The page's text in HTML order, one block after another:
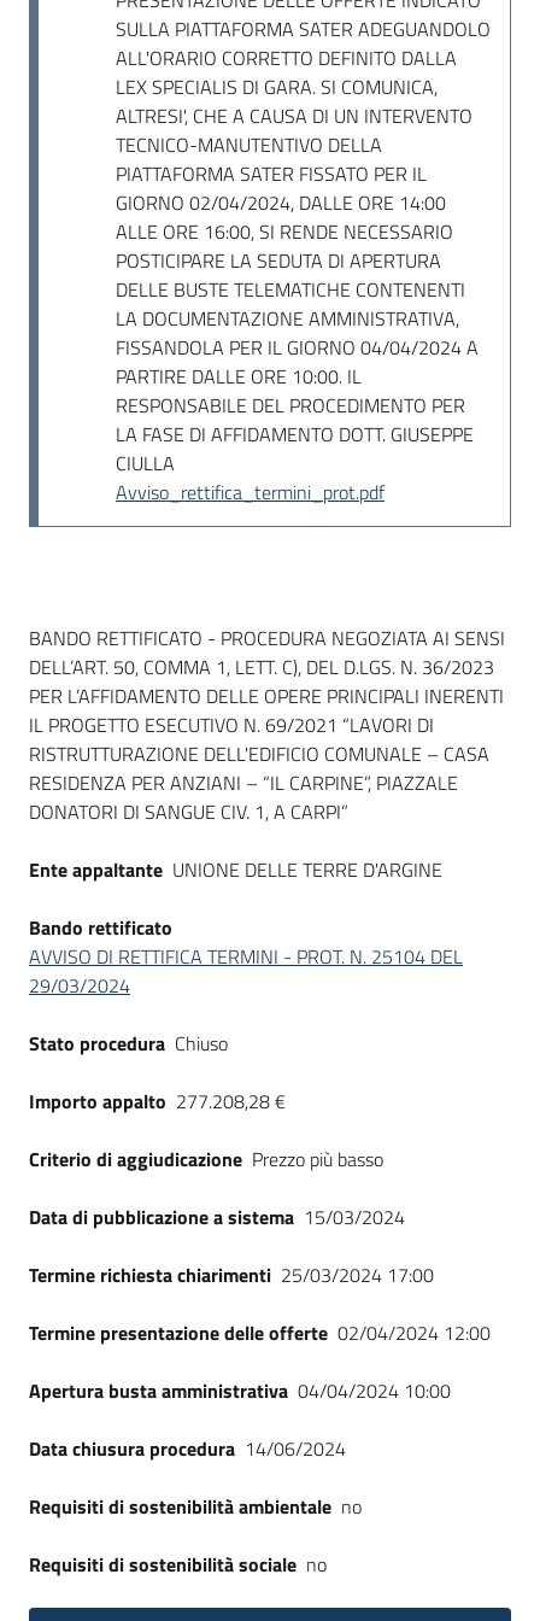
SULLA PIATTAFORMA SATER ADEGUANDOLO
ALL'ORARIO CORRETTO DEFINITO DALLA
LEX SPECIALIS DI GARA. SI COMUNICA,
ALTRESI', CHE A CAUSA DI UN INTERVENTO
TECNICO-MANUTENTIVO DELLA
PIATTAFORMA SATER FISSATO PER IL
GIORNO 02/04/2024, DALLE ORE 14:00
ALLE ORE 16:00, SI RENDE NECESSARIO
POSTICIPARE LA SEDUTA DI APERTURA
DELLE BUSTE TELEMATICHE CONTENENTI
LA DOCUMENTAZIONE AMMINISTRATIVA,
FISSANDOLA PER IL GIORNO 04/04/2024 A
PARTIRE DALLE ORE 10:00. IL
RESPONSABILE DEL PROCEDIMENTO PER
LA FASE DI AFFIDAMENTO DOTT. GIUSEPPE
CIULLA
Avviso_rettifica_termini_prot.pdf
Dati del bando
BANDO RETTIFICATO - PROCEDURA NEGOZIATA AI SENSI
DELL’ART. 50, COMMA 1, LETT. C), DEL D.LGS. N. 36/2023
PER L’AFFIDAMENTO DELLE OPERE PRINCIPALI INERENTI
IL PROGETTO ESECUTIVO N. 69/2021 “LAVORI DI
RISTRUTTURAZIONE DELL'EDIFICIO COMUNALE – CASA
RESIDENZA PER ANZIANI – “IL CARPINE”, PIAZZALE
DONATORI DI SANGUE CIV. 1, A CARPI”
Ente appaltante UNIONE DELLE TERRE D'ARGINE
Bando rettificato
AVVISO DI RETTIFICA TERMINI - PROT. N. 25104 DEL
29/03/2024
Stato procedura Chiuso
Importo appalto 277.208,28 €
Criterio di aggiudicazione Prezzo più basso
Data di pubblicazione a sistema 15/03/2024
Termine richiesta chiarimenti 25/03/2024 17:00
Termine presentazione delle offerte 02/04/2024 12:00
Apertura busta amministrativa 04/04/2024 10:00
Data chiusura procedura 14/06/2024
Requisiti di sostenibilità ambientale no
Requisiti di sostenibilità sociale no